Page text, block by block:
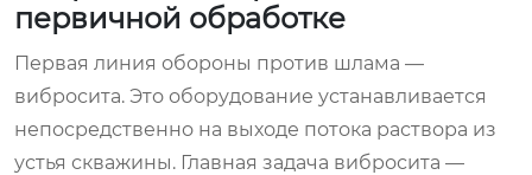
первичной обработке
Первая линия обороны против шлама —
вибросита. Это оборудование устанавливается
непосредственно на выходе потока раствора из
устья скважины. Главная задача вибросита —